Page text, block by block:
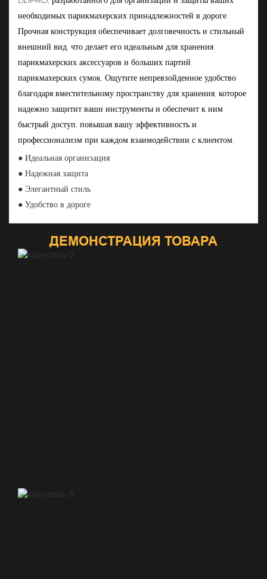
необходимых парикмахерских принадлежностей в дороге.
Прочная конструкция обеспечивает долговечность и стильный
внешний вид, что делает его идеальным для хранения
парикмахерских аксессуаров и больших партий
парикмахерских сумок. Ощутите непревзойденное удобство
благодаря вместительному пространству для хранения, которое
надежно защитит ваши инструменты и обеспечит к ним
быстрый доступ, повышая вашу эффективность и
профессионализм при каждом взаимодействии с клиентом.
● Идеальная организация
● Надежная защита
● Элегантный стиль
● Удобство в дороге
ДЕМОНСТРАЦИЯ ТОВАРА